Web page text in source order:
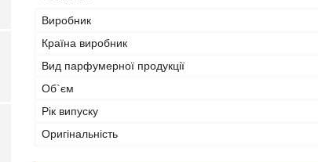
Виробник
Країна виробник
Вид парфумерної продукції
Об`єм
Рік випуску
Оригінальність